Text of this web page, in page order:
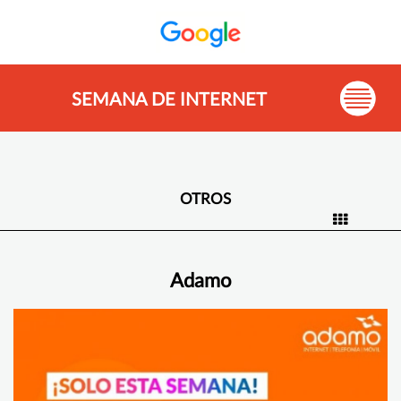
SEMANA DE INTERNET
OTROS
Adamo